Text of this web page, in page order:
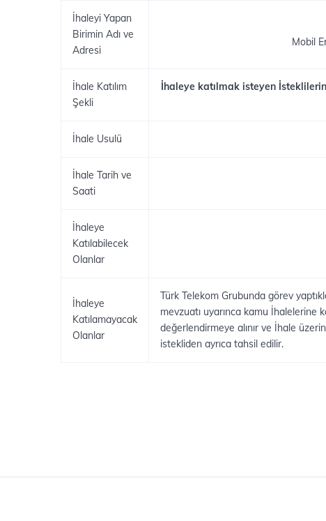
İhaleyi Yapan
Birimin Adı ve
Adresi
Mobil
İhale Katılım
Şekli
İhaleye katılmak isteyen
İhale Usulü
İhale Tarih ve
Saati
İhaleye
Katılabilecek
Olanlar
İhaleye
Katılamayacak
Olanlar
Türk Telekom Grubunda görev
mevzuatı uyarınca kamu İhalelerine
değerlendirmeye alınır ve İhale
istekliden ayrıca tahsil edilir.